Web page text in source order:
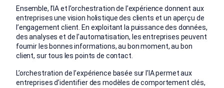
Ensemble, l’IA et l’orchestration de l’expérience donnent aux
entreprises une vision holistique des clients et un aperçu de
l’engagement client. En exploitant la puissance des données,
des analyses et de l’automatisation, les entreprises peuvent
fournir les bonnes informations, au bon moment, au bon
client, sur tous les points de contact.
L’orchestration de l’expérience basée sur l’IA permet aux
entreprises d’identifier des modèles de comportement clés,